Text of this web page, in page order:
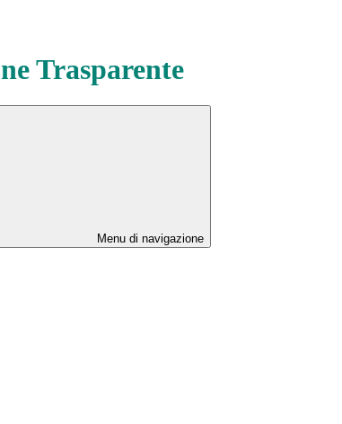
Trasparente
Menu di navigazione